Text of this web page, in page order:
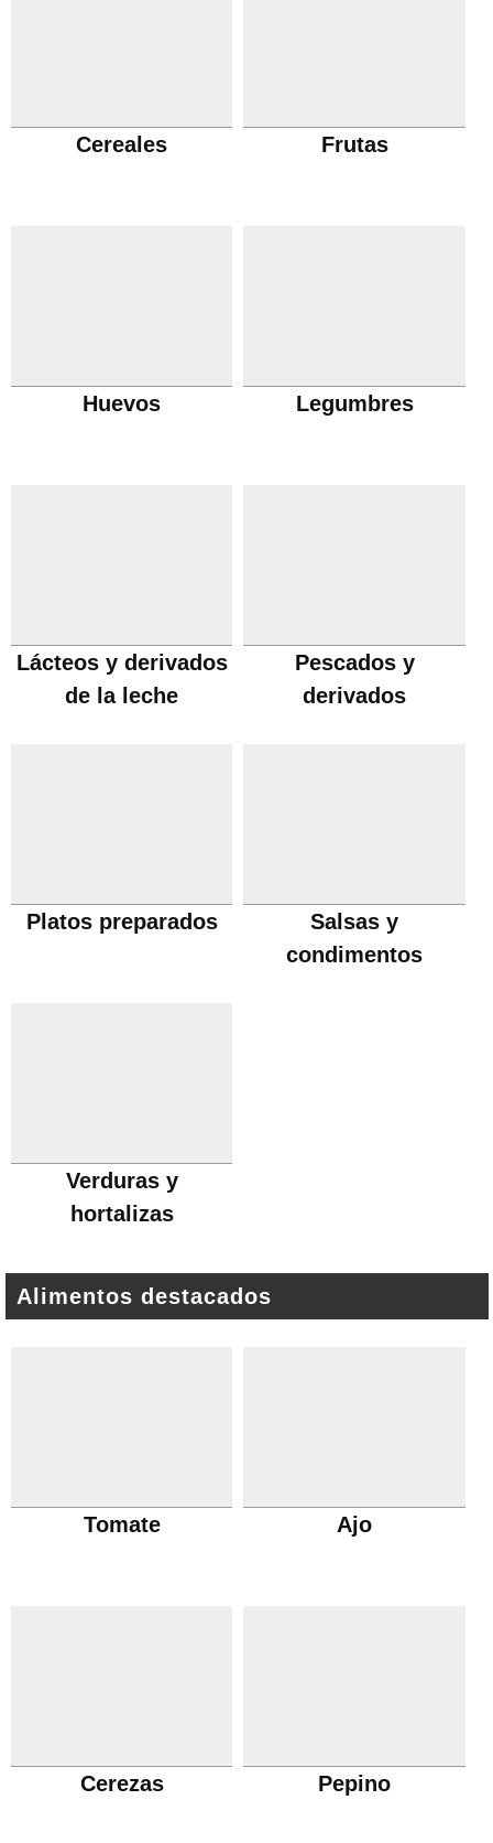
Cereales Frutas
Huevos Legumbres
Lácteos y derivados
de la leche
Pescados y
derivados
Platos preparados
Salsas y
condimentos
Verduras y
hortalizas
Alimentos destacados
Tomate Ajo
Cerezas Pepino